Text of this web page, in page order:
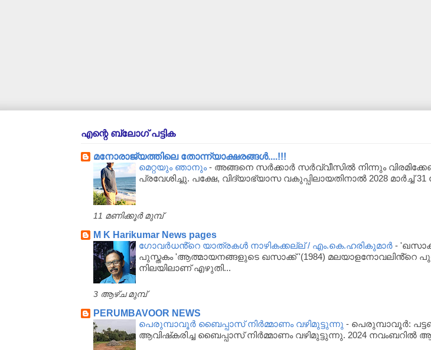
എന്റെ ബ്ലോഗ് പട്ടിക
മനോരാജ്യത്തിലെ തോന്ന്യാക്ഷരങ്ങള്‍....!!!
മെറ്റയും ഞാനും- അങ്ങനെ സർക്കാർ സർവ്വീസിൽ നിന്നും
പ്രവേശിച്ചു. പക്ഷേ, വിദ്യാഭ്യാസ വകുപ്പിലായതിനാൽ 2028 മാർച്ച് 31
11 മണിക്കൂർ മുമ്പ്
M K Harikumar News pages
ഗോവർധൻ്റെ യാത്രകൾ നാഴികക്കല്ല് / എം.കെ.ഹരികുമാർ -
പുസ്തകം 'ആത്മായനങ്ങളുടെ ഖസാക്ക് '(1984) മലയാളനോവലിൻ്റെ
നിലയിലാണ് എഴുതി...
3 ആഴ്‌ച മുമ്പ്
PERUMBAVOOR NEWS
പെരുമ്പാവൂര്‍ ബൈപ്പാസ് നിര്‍മ്മാണം വഴിമുട്ടുന്നു - പെരുമ്പാവൂര്‍:
ആവിഷ്‌കരിച്ച ബൈപ്പാസ് നിര്‍മ്മാണം വഴിമുട്ടുന്നു. 2024 നവംബറില്‍